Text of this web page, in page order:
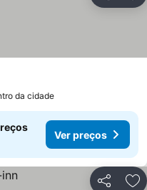
da cidade
Ver preços
Partilhar